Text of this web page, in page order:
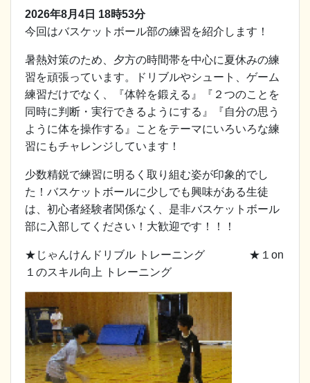
2026年8月4日 18時53分
今回はバスケットボール部の練習を紹介します！
暑熱対策のため、夕方の時間帯を中心に夏休みの練
習を頑張っています。ドリブルやシュート、ゲーム
練習だけでなく、『体幹を鍛える』『２つのことを
同時に判断・実行できるようにする』『自分の思う
ように体を操作する』ことをテーマにいろいろな練
習にもチャレンジしています！
少数精鋭で練習に明るく取り組む姿が印象的でし
た！バスケットボールに少しでも興味がある生徒
は、初心者経験者関係なく、是非バスケットボール
部に入部してください！大歓迎です！！！
★じゃんけんドリブル トレーニング ★１on
１のスキル向上 トレーニング